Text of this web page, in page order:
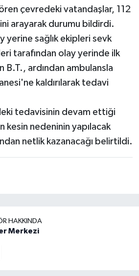
çevredeki vatandaşlar, 112
arayarak durumu bildirdi.
yerine sağlık ekipleri sevk
tarafından olay yerinde ilk
B.T., ardından ambulansla
kaldırılarak tedavi
tedavisinin devam ettiği
kesin nedeninin yapılacak
netlik kazanacağı belirtildi.
HAKKINDA
Merkezi